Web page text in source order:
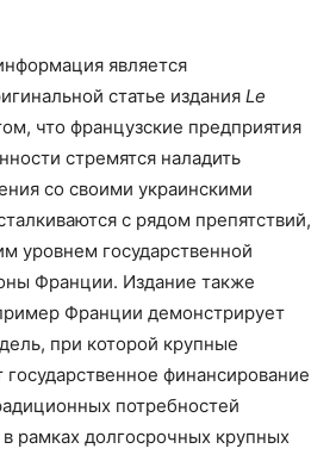
является
статье издания Le
что французские предприятия
стремятся наладить
со своими украинскими
с рядом препятствий,
уровнем государственной
Франции. Издание также
Франции демонстрирует
при которой крупные
финансирование
потребностей
рамках долгосрочных крупных